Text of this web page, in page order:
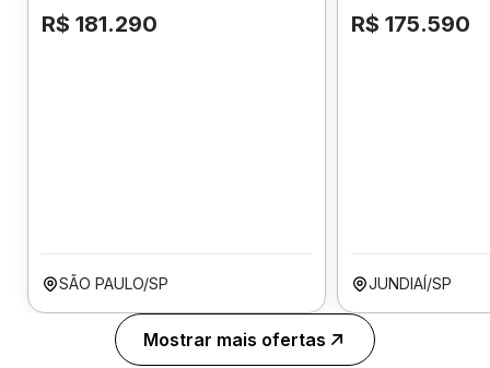
R$ 181.290
SÃO PAULO/SP
R$ 175.590
JUNDIAÍ/SP
Mostrar mais ofertas